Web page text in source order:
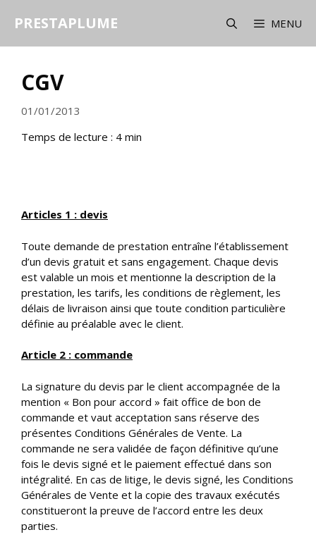
PRESTAPLUME MENU
CGV
01/01/2013
Temps de lecture : 4 min
Articles 1 : devis
Toute demande de prestation entraîne l’établissement
d’un devis gratuit et sans engagement. Chaque devis
est valable un mois et mentionne la description de la
prestation, les tarifs, les conditions de règlement, les
délais de livraison ainsi que toute condition particulière
définie au préalable avec le client.
Article 2 : commande
La signature du devis par le client accompagnée de la
mention « Bon pour accord » fait office de bon de
commande et vaut acceptation sans réserve des
présentes Conditions Générales de Vente. La
commande ne sera validée de façon définitive qu’une
fois le devis signé et le paiement effectué dans son
intégralité. En cas de litige, le devis signé, les Conditions
Générales de Vente et la copie des travaux exécutés
constitueront la preuve de l’accord entre les deux
parties.